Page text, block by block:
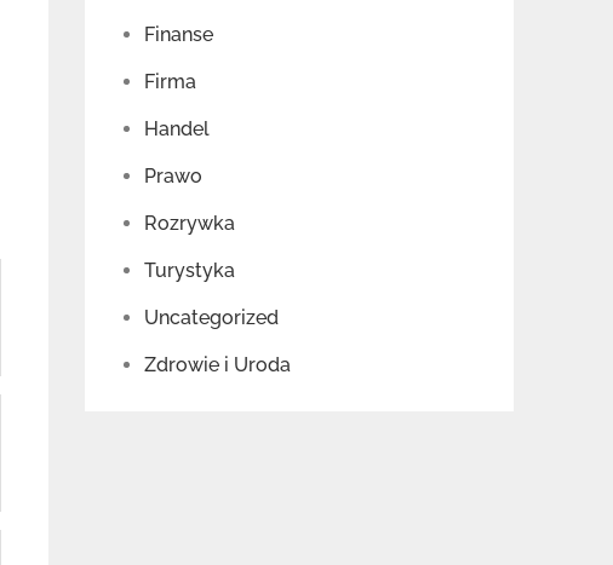
Finanse
Firma
Handel
Prawo
Rozrywka
Turystyka
Uncategorized
Zdrowie i Uroda